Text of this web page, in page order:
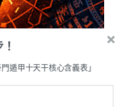
遁甲十天干核心含義表」